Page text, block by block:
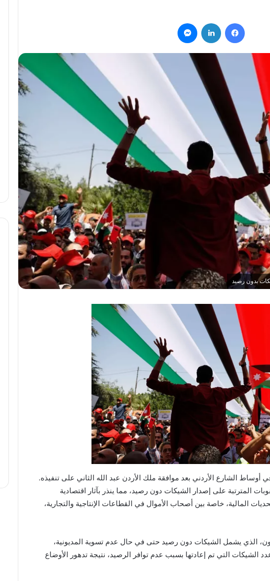
فيسبوك لينكدإن
بدون رصيد
أوساط الشارع الأردني بعد موافقة ملك الأردن عبد الله الثاني على تنفيذه.
المترتبة على إصدار الشيكات دون رصيد، مما ينذر بآثار اقتصادية
المالية، خاصة بين أصحاب الأموال في القطاعات الإنتاجية والتجارية،
الذي يشمل الشيكات دون رصيد حتى في حال عدم تسوية المديونية،
الشيكات التي تم إعادتها بسبب عدم توافر الرصيد، نتيجة تدهور الأوضاع